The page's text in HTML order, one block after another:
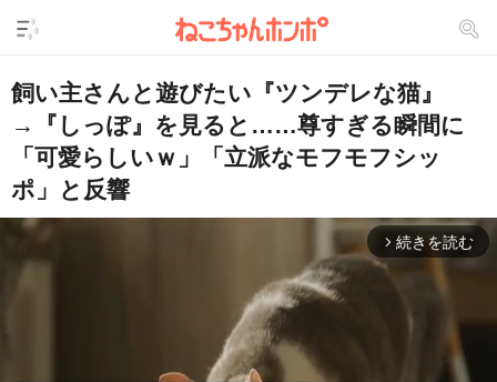
飼い主さんと遊びたい『ツンデレな猫』
→『しっぽ』を見ると……尊すぎる瞬間に
「可愛らしいｗ」「立派なモフモフシッ
ポ」と反響
arrow_forward_ios 続きを読む